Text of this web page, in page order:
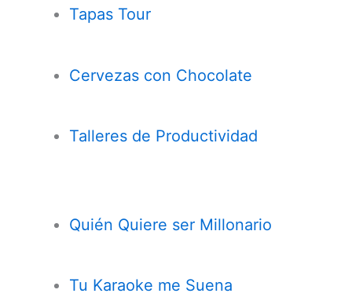
Tapas Tour
Cervezas con Chocolate
Talleres de Productividad
Quién Quiere ser Millonario
Tu Karaoke me Suena